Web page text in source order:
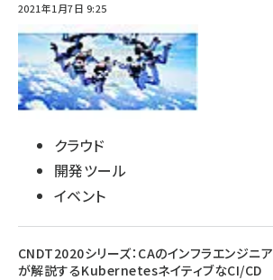
2021年1月7日 9:25
クラウド
開発ツール
イベント
CNDT2020シリーズ：CAのインフラエンジニア
が解説するKubernetesネイティブなCI/CD